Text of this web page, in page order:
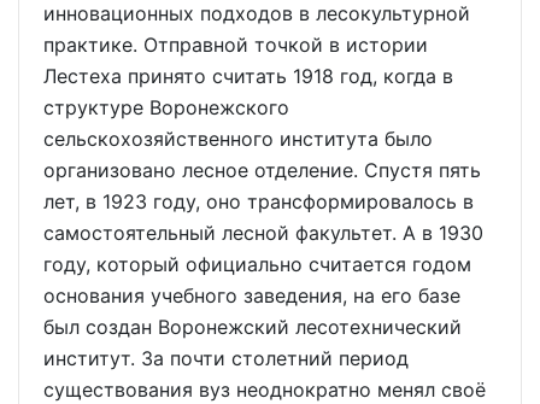
инновационных подходов в лесокультурной
практике. Отправной точкой в истории
Лестеха принято считать 1918 год, когда в
структуре Воронежского
сельскохозяйственного института было
организовано лесное отделение. Спустя пять
лет, в 1923 году, оно трансформировалось в
самостоятельный лесной факультет. А в 1930
году, который официально считается годом
основания учебного заведения, на его базе
был создан Воронежский лесотехнический
институт. За почти столетний период
существования вуз неоднократно менял своё